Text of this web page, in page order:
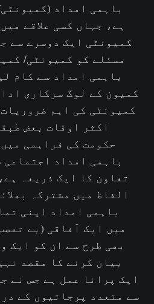
باہمی امداد
ہے، جہاں کسی علاقے
کمیونٹی ایک دوسرے سے
مسئلے کو کمیونٹی/
باہمی امداد سے کام
کمیون کے لوگ سرکاری
کمیونٹی کی اہم
اکثر اوقات بعض
حکومت کی فراہمی
باہمی امداد
تعاون کا ایک ذریعہ
الفاظ میں مشترکہ
باہمی امداد اپنی
میں ایک آفاقی (بے
بھی طرح سے ان کو ایک
بیان کرنے کا مقصد
ایک پرانا عمل ہے جس نے
سے متعدد پرجاتیوں کے